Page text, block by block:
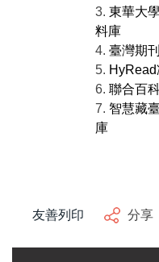
東華大
料庫
臺灣期
聯合百
智慧藏
庫
友善列印 分享